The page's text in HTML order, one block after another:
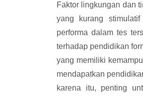
Faktor lingkungan dan
yang kurang
performa dalam tes
terhadap pendidikan
yang memiliki
mendapatkan
karena itu, penting